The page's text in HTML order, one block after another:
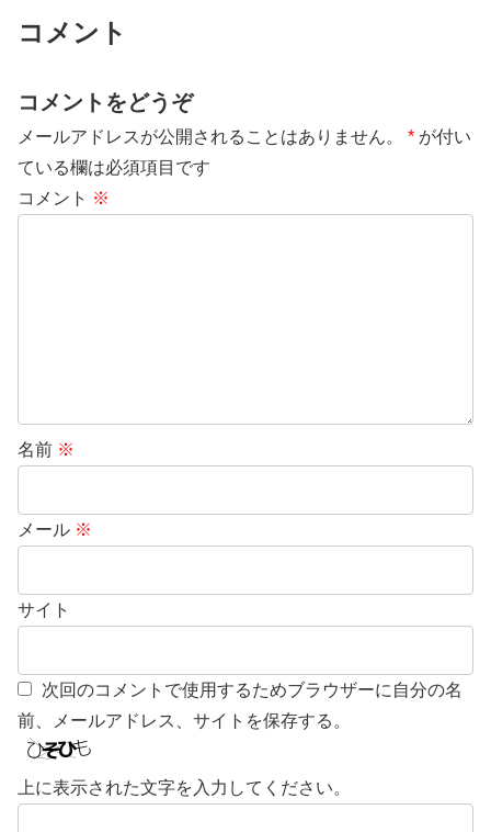
コメント
コメントをどうぞ
メールアドレスが公開されることはありません。 * が付い
ている欄は必須項目です
コメント ※
名前 ※
メール ※
サイト
次回のコメントで使用するためブラウザーに自分の名
前、メールアドレス、サイトを保存する。
上に表示された文字を入力してください。